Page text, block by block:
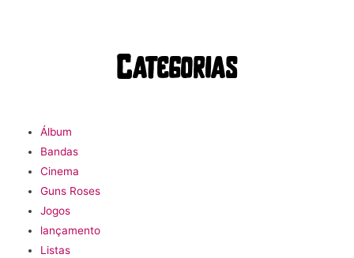
Categorias
Álbum
Bandas
Cinema
Guns Roses
Jogos
lançamento
Listas